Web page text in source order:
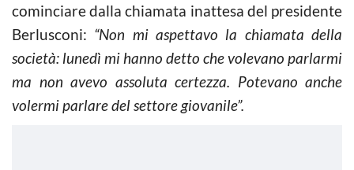
cominciare dalla chiamata inattesa del presidente
Berlusconi: “Non mi aspettavo la chiamata della
società: lunedì mi hanno detto che volevano parlarmi
ma non avevo assoluta certezza. Potevano anche
volermi parlare del settore giovanile”.